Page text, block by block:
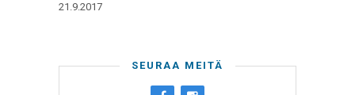
21.9.2017
SEURAA MEITÄ